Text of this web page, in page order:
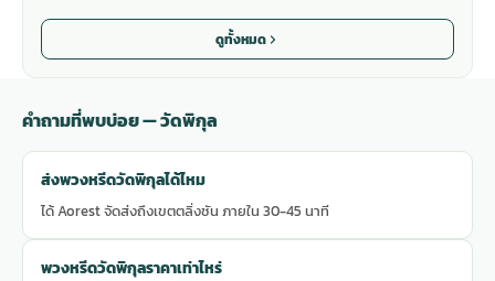
ดูทั้งหมด
คำถามที่พบบ่อย — วัดพิกุล
ส่งพวงหรีดวัดพิกุลได้ไหม
ได้ Aorest จัดส่งถึงเขตตลิ่งชัน ภายใน 30-45 นาที
พวงหรีดวัดพิกุลราคาเท่าไหร่